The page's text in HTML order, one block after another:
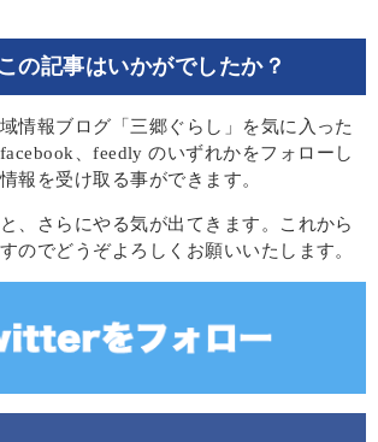
の記事はいかがでしたか？
情報ブログ「三郷ぐらし」を気に入った
、feedly のいずれかをフォローし
報を受け取る事ができます。
、さらにやる気が出てきます。これから
のでどうぞよろしくお願いいたします。